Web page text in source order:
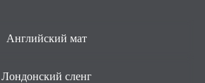
Английский мат
Лондонский сленг